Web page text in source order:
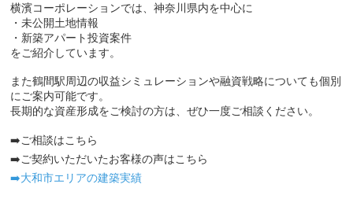
横濱コーポレーションでは、神奈川県内を中心に
・未公開土地情報
・新築アパート投資案件
をご紹介しています。
また鶴間駅周辺の収益シミュレーションや融資戦略についても個別
にご案内可能です。
長期的な資産形成をご検討の方は、ぜひ一度ご相談ください。
➡️ご相談はこちら
➡️ご契約いただいたお客様の声はこちら
➡️大和市エリアの建築実績